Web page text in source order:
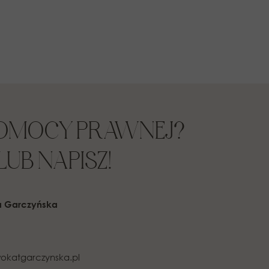
PRAWNEJ?
NAPISZ!
Garczyńska